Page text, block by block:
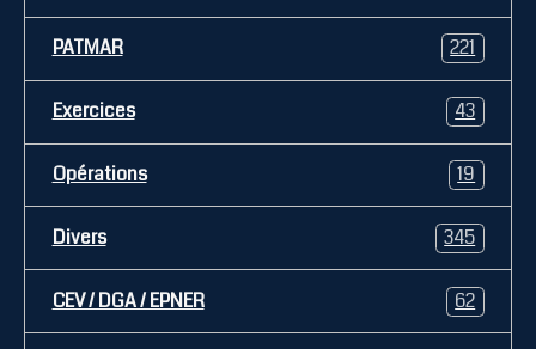
PATMAR 221
Exercices 43
Opérations 19
Divers 345
CEV / DGA / EPNER 62